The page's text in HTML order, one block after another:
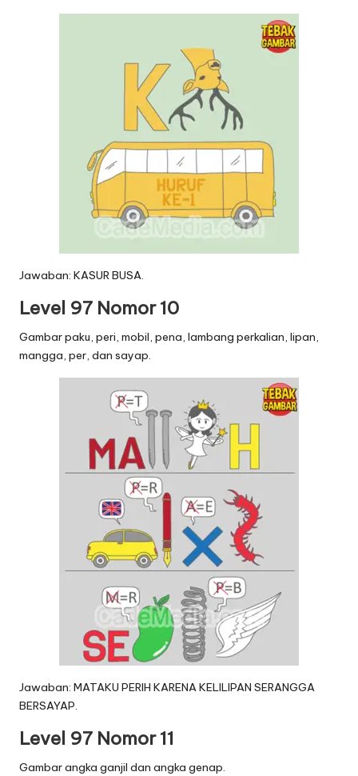
Jawaban: KASUR BUSA.
Level 97 Nomor 10
Gambar paku, peri, mobil, pena, lambang perkalian, lipan,
mangga, per, dan sayap.
Jawaban: MATAKU PERIH KARENA KELILIPAN SERANGGA
BERSAYAP.
Level 97 Nomor 11
Gambar angka ganjil dan angka genap.